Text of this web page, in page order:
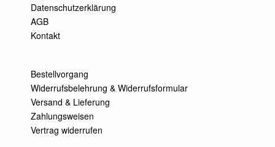
Datenschutzerklärung
AGB
Kontakt
Bestellvorgang
Widerrufsbelehrung & Widerrufsformular
Versand & Lieferung
Zahlungsweisen
Vertrag widerrufen